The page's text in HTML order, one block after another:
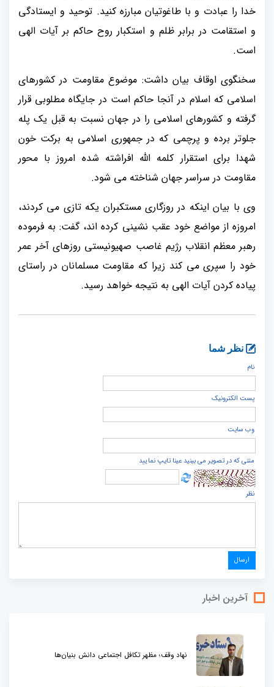
خدا را عبادت و با طاغوتیان مبارزه کنید. توحید و ایستادگی
و استقامت در برابر ظلم و استکبار روح حاکم بر آیات الهی
است.
سخنگوی اوقاف بیان داشت: موضوع مقاومت در کشورهای
اسلامی که اسلام در آنجا حاکم است در جایگاه مطلوبی قرار
گرفته و کشورهای اسلامی را در جهان نسبت به قبل یک پله
جلوتر برده و پرچمی که در جمهوری اسلامی به برکت خون
شهدا برای استقرار کلمه الله افراشته شده امروز با محور
مقاومت در سراسر جهان شناخته می شود.
وی با بیان اینکه در روزگاری مستکبران یکه تازی می کردند،
امروزه از مواضع خود عقب نشینی کرده اند، گفت: به فرموده
رهبر معظم انقلاب رژیم غاصب صهیونیستی روزهای آخر عمر
خود را سپری می کند زیرا که مقاومت مسلمانان در راستای
پیاده کردن آیات الهی به نتیجه خواهد رسید.
نظر شما
نام
پست الكترونيک
وب سایت
متنی که در تصویر می بینید عینا تایپ نمایید
نظر
آخرین اخبار
نهاد وقف؛ مظهر تکافل اجتماعی دانش بنیان‌ها